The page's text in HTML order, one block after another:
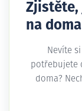
na
Nevíte
potřebujete
doma?